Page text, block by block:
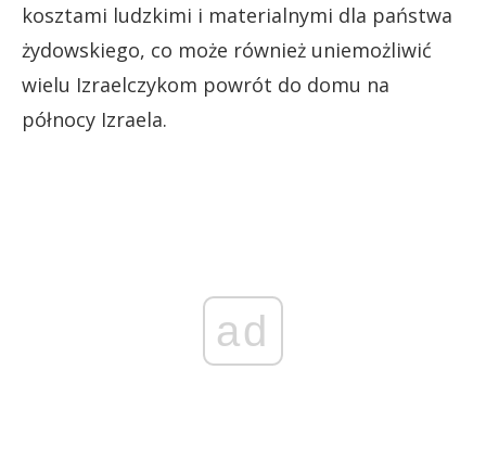
kosztami ludzkimi i materialnymi dla państwa
żydowskiego, co może również uniemożliwić
wielu Izraelczykom powrót do domu na
północy Izraela.
ad